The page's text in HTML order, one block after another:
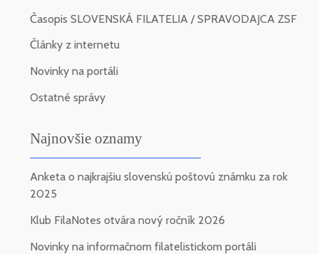
Časopis SLOVENSKÁ FILATELIA / SPRAVODAJCA ZSF
Články z internetu
Novinky na portáli
Ostatné správy
Najnovšie oznamy
Anketa o najkrajšiu slovenskú poštovú známku za rok
2025
Klub FilaNotes otvára nový ročník 2026
Novinky na informačnom filatelistickom portáli